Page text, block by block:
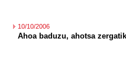
10/10/2006
Ahoa baduzu, ahotsa